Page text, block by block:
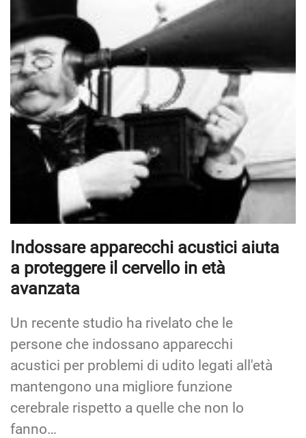
Indossare apparecchi acustici aiuta
a proteggere il cervello in età
avanzata
Un recente studio ha rivelato che le
persone che indossano apparecchi
acustici per problemi di udito legati all'età
mantengono una migliore funzione
cerebrale rispetto a quelle che non lo
fanno…